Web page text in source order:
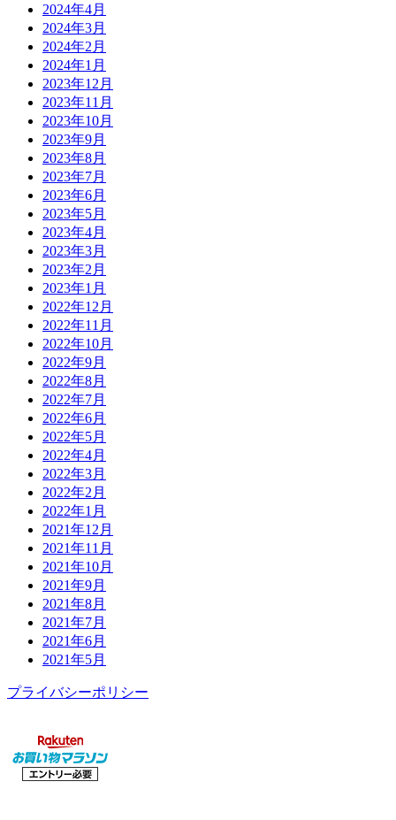
2024年4月
2024年3月
2024年2月
2024年1月
2023年12月
2023年11月
2023年10月
2023年9月
2023年8月
2023年7月
2023年6月
2023年5月
2023年4月
2023年3月
2023年2月
2023年1月
2022年12月
2022年11月
2022年10月
2022年9月
2022年8月
2022年7月
2022年6月
2022年5月
2022年4月
2022年3月
2022年2月
2022年1月
2021年12月
2021年11月
2021年10月
2021年9月
2021年8月
2021年7月
2021年6月
2021年5月
プライバシーポリシー